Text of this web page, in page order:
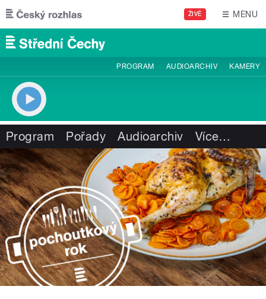
Přejít k hlavnímu obsahu
ŽIVĚ MENU
PROGRAM AUDIOARCHIV KAMERY
Program Pořady Audioarchiv Více…